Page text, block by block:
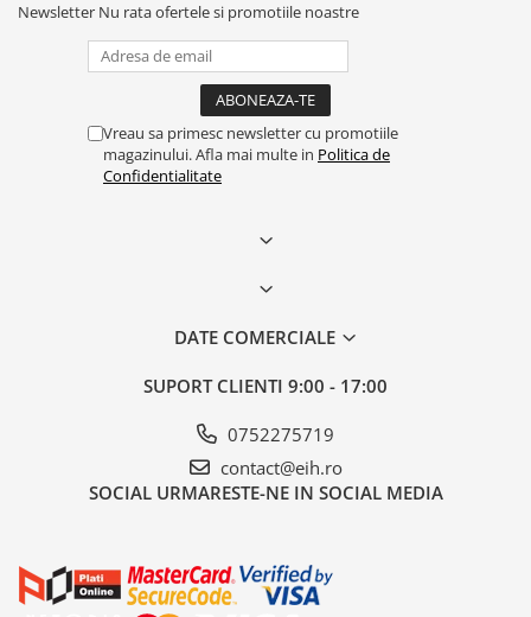
Newsletter Nu rata ofertele si promotiile noastre
Vreau sa primesc newsletter cu promotiile
magazinului. Afla mai multe in Politica de
Confidentialitate
DATE COMERCIALE
SUPORT CLIENTI 9:00 - 17:00
0752275719
contact@eih.ro
SOCIAL URMARESTE-NE IN SOCIAL MEDIA